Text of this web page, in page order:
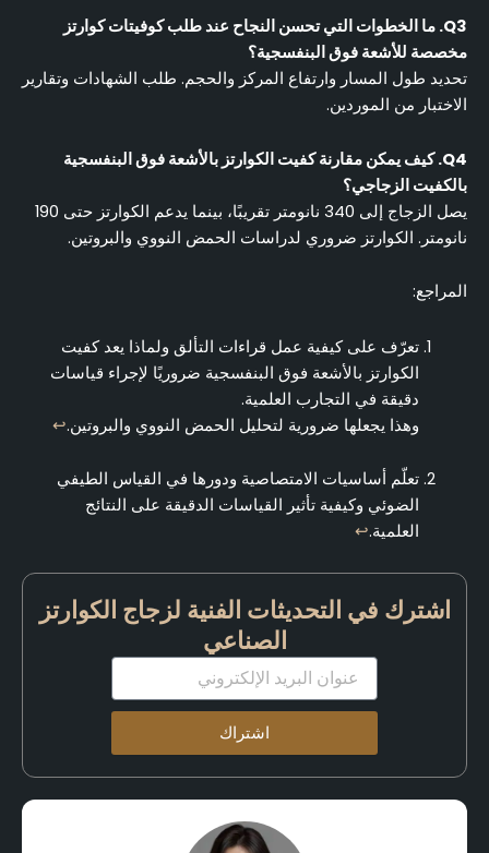
Q3. ما الخطوات التي تحسن النجاح عند طلب كوفيتات كوارتز
مخصصة للأشعة فوق البنفسجية؟
تحديد طول المسار وارتفاع المركز والحجم. طلب الشهادات وتقارير
الاختبار من الموردين.
Q4. كيف يمكن مقارنة كفيت الكوارتز بالأشعة فوق البنفسجية
بالكفيت الزجاجي؟
يصل الزجاج إلى 340 نانومتر تقريبًا، بينما يدعم الكوارتز حتى 190
نانومتر. الكوارتز ضروري لدراسات الحمض النووي والبروتين.
المراجع:
تعرّف على كيفية عمل قراءات التألق ولماذا يعد كفيت
الكوارتز بالأشعة فوق البنفسجية ضروريًا لإجراء قياسات
دقيقة في التجارب العلمية.
وهذا يجعلها ضرورية لتحليل الحمض النووي والبروتين.↩
تعلّم أساسيات الامتصاصية ودورها في القياس الطيفي
الضوئي وكيفية تأثير القياسات الدقيقة على النتائج
العلمية.↩
اشترك في التحديثات الفنية لزجاج الكوارتز
الصناعي
البريد
الإلكتروني
اشتراك